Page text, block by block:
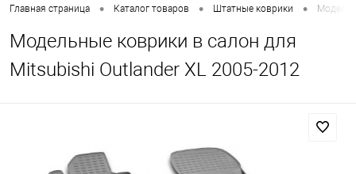
Главная страница • Каталог товаров • Штатные коврики •
Модельные коврики в салон для
Mitsubishi Outlander XL 2005-2012